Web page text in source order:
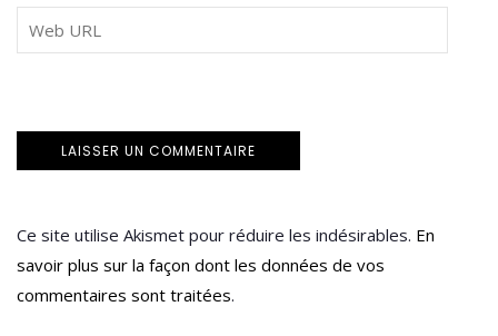
Ce site utilise Akismet pour réduire les indésirables. En
savoir plus sur la façon dont les données de vos
commentaires sont traitées.